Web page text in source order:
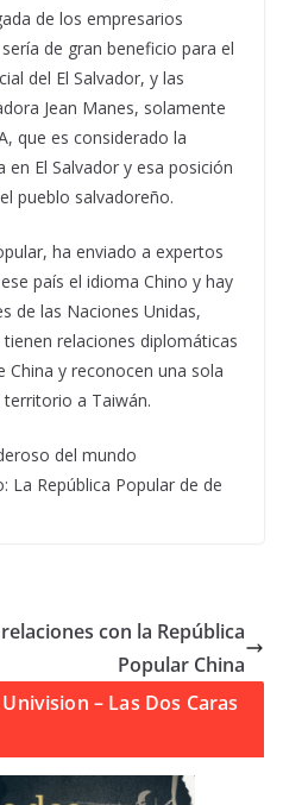
de los empresarios
de gran beneficio para el
del El Salvador, y las
Jean Manes, solamente
que es considerado la
El Salvador y esa posición
pueblo salvadoreño.
ha enviado a expertos
país el idioma Chino y hay
de las Naciones Unidas,
relaciones diplomáticas
China y reconocen una sola
a Taiwán.
del mundo
La República Popular de de
con la República
Popular China
Univision – Las Dos Caras